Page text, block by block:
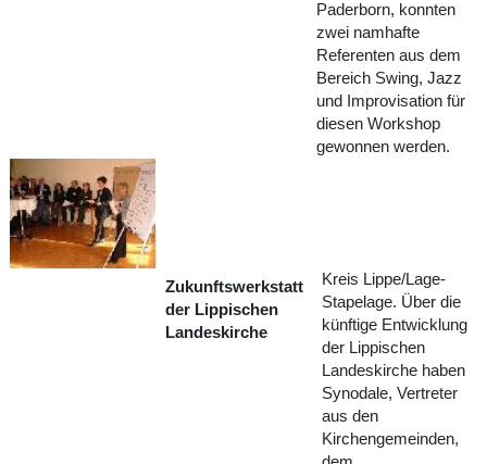
Paderborn, konnten
zwei namhafte
Referenten aus dem
Bereich Swing, Jazz
und Improvisation für
diesen Workshop
gewonnen werden.
Zukunftswerkstatt
der Lippischen
Landeskirche
Kreis Lippe/Lage-
Stapelage. Über die
künftige Entwicklung
der Lippischen
Landeskirche haben
Synodale, Vertreter
aus den
Kirchengemeinden,